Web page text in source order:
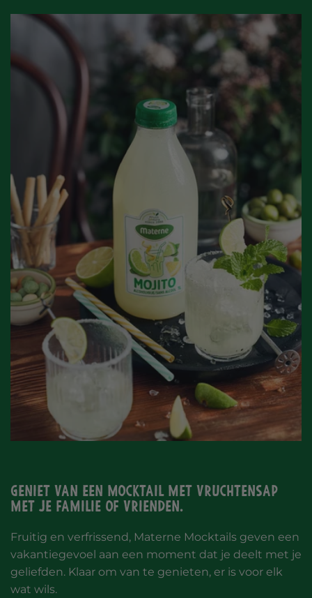
Geniet van een mocktail met vruchtensap
met je familie of vrienden.
Fruitig en verfrissend, Materne Mocktails geven een
vakantiegevoel aan een moment dat je deelt met je
geliefden. Klaar om van te genieten, er is voor elk
wat wils.